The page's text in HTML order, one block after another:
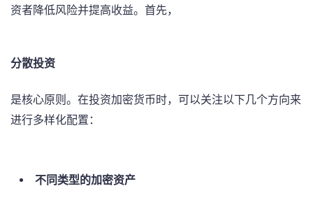
资者降低风险并提高收益。首先，
分散投资
是核心原则。在投资加密货币时，可以关注以下几个方向来
进行多样化配置：
不同类型的加密资产